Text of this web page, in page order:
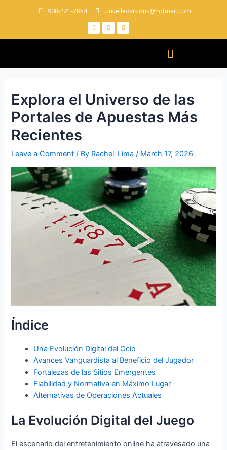
908-421-2854 Unveiledvisions@hotmail.com
Explora el Universo de las
Portales de Apuestas Más
Recientes
Leave a Comment / By Rachel-Lima/ March 17, 2026
Índice
Una Evolución Digital del Ocio
Avances Vanguardista al Beneficio del Jugador
Fortalezas de las Sitios Emergentes
Fiabilidad y Normativa en Máximo Lugar
Alternativas de Operaciones Actuales
La Evolución Digital del Juego
El escenario del entretenimiento online ha atravesado una